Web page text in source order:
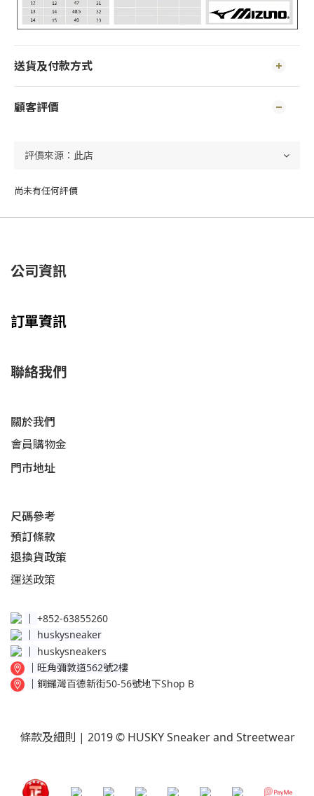
送貨及付款方式
顧客評價
尚未有任何評價
公司資訊
訂單資訊
聯絡我們
關於我們
會員購物金
門市地址
尺碼參考
預訂條款
退換貨政策​
運送政策​
│ +852-63855260
huskysneaker
│ huskysneakers
│ 旺角彌敦道562號2樓
│ 銅鑼灣百德新街50-56號地下Shop B
條款及細則 | 2019 © HUSKY Sneaker and Streetwear